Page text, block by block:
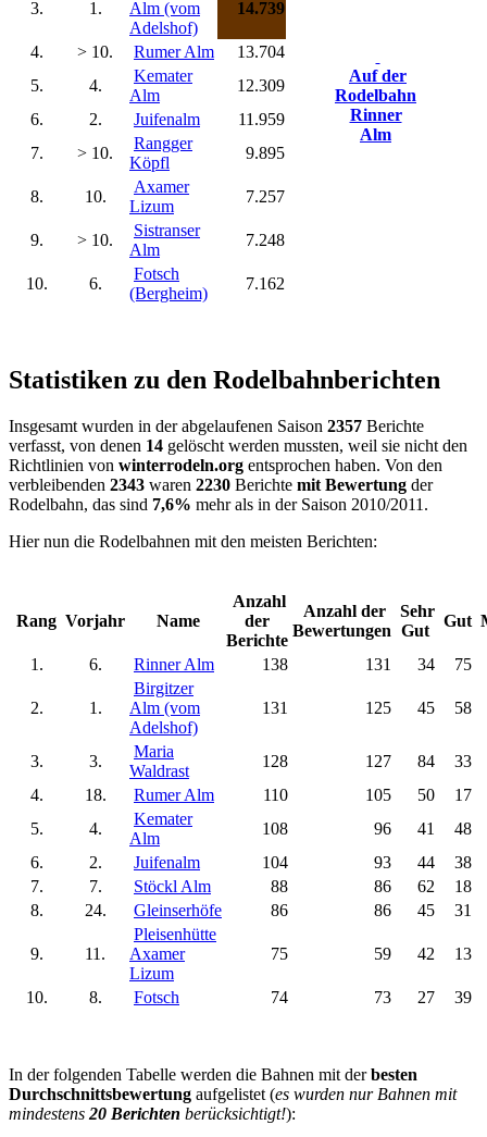
Auf der
Rodelbahn
Rinner
Alm
3. 1.
Alm (vom
Adelshof)
14.739
4. > 10. Rumer Alm
13.704
5.
4.
Kemater
Alm
12.309
6.
2. Juifenalm
11.959
7.
> 10.
Rangger
Köpfl
9.895
8. 10.
Axamer
Lizum
7.257
9. > 10.
Sistranser
Alm
7.248
10. 6.
Fotsch
(Bergheim)
7.162
Statistiken zu den Rodelbahnberichten
Insgesamt wurden in der abgelaufenen Saison 2357 Berichte
verfasst, von denen 14 gelöscht werden mussten, weil sie nicht den
Richtlinien von winterrodeln.org entsprochen haben. Von den
verbleibenden 2343 waren 2230 Berichte mit Bewertung der
Rodelbahn, das sind 7,6% mehr als in der Saison 2010/2011.
Hier nun die Rodelbahnen mit den meisten Berichten:
Rang Vorjahr Name
Anzahl
der
Berichte
Anzahl der
Bewertungen
Sehr
Gut
Gut
1. 6. Rinner Alm 138 131 34 75
2. 1.
Birgitzer
Alm (vom
Adelshof)
131 125 45 58
3. 3.
Maria
Waldrast
128 127 84
33
4.
18. Rumer Alm 110 105 50
17
5.
4.
Kemater
Alm
108 96 41
48
6.
2. Juifenalm 104 93 44
38
7.
7. Stöckl Alm 88 86 62
18
8.
24. Gleinserhöfe 86 86 45 31
9. 11.
Pleisenhütte
Axamer
Lizum
75 59 42 13
10. 8. Fotsch 74 73 27 39
In der folgenden Tabelle werden die Bahnen mit derbesten
Durchschnittsbewertung aufgelistet (es wurden nur Bahnen mit
mindestens 20 Berichten berücksichtigt!):